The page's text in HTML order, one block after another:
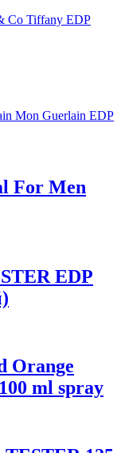
For Men
EDP
Orange
ml spray